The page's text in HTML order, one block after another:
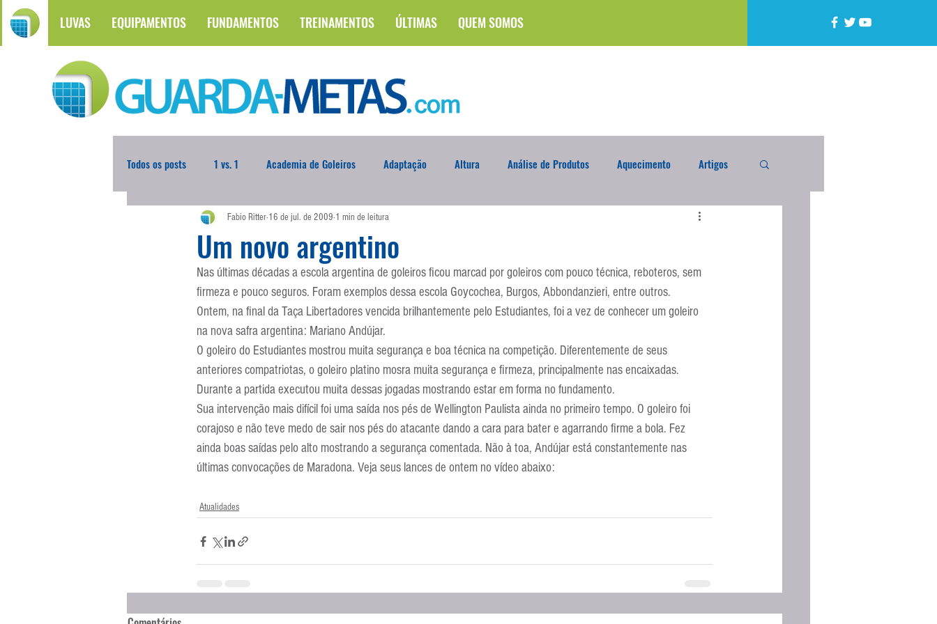
LUVAS EQUIPAMENTOS FUNDAMENTOS TREINAMENTOS ÚLTIMAS QUEM SOMOS
Todos os posts 1 vs. 1 Academia de Goleiros Adaptação Altura Análise de Produtos Aquecimento Artigos
Atualidades Blogoleiro da Semana Brasileirão Compra Exterior
Comunicação Copa do Mundo Curso Defesa da Semana Deslocamento DVD Encaixada Enquete
Entrevistas Equipamentos Escola Alemã
Escola Francesa Escola Inglesa
Um novo argentino
Fabio Ritter 16 de jul. de 2009 1 min de leitura
Nas últimas décadas a escola argentina de goleiros ficou marcad por goleiros com pouco técnica, reboteros, sem
firmeza e pouco seguros. Foram exemplos dessa escola Goycochea, Burgos, Abbondanzieri, entre outros.
Ontem, na final da Taça Libertadores vencida brilhantemente pelo Estudiantes, foi a vez de conhecer um goleiro
na nova safra argentina: Mariano Andújar.
O goleiro do Estudiantes mostrou muita segurança e boa técnica na competição. Diferentemente de seus
anteriores compatriotas, o goleiro platino mosra muita segurança e firmeza, principalmente nas encaixadas.
Durante a partida executou muita dessas jogadas mostrando estar em forma no fundamento.
Sua intervenção mais difícil foi uma saída nos pés de Wellington Paulista ainda no primeiro tempo. O goleiro foi
corajoso e não teve medo de sair nos pés do atacante dando a cara para bater e agarrando firme a bola. Fez
ainda boas saídas pelo alto mostrando a segurança comentada. Não à toa, Andújar está constantemente nas
últimas convocações de Maradona. Veja seus lances de ontem no vídeo abaixo:
Atualidades